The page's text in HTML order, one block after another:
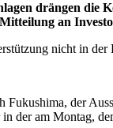
drängen die
an
nicht in der
Fukushima, der
der am Montag,